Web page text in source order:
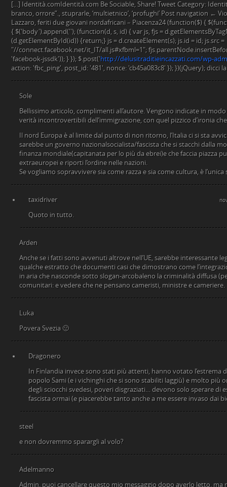
[…] Identità.comIdentità.com Be Sociable, Share! Tweet Category:
branco, orrore”., stuprarle, ‘multietnico’, ‘profughi’ Post navigation ←
Lazzaro, feriti due giovani nordafricani – Piacenza24 (function($) {
{ $('body').append(''); (function(d, s, id) { var js, fjs =
(d.getElementById(id)) {return;} js = d.createElement(s); js.id = id; js.src =
"//connect.facebook.net/it_IT/all.js#xfbml=1";
'facebook-jssdk')); } }); $.post('http://delusitraditieincazzati.com/wp-
action: 'fbc_ping', post_id: '481', nonce: 'cb45a083c8' }); })(jQuery); dicci
Sole
Bellissimo articolo, complimenti all’autore. Vengono indicate in
verità incontrovertibili dell’immigrazione, con quel pizzico d’ironia
Il nord Europa è al limite dal punto di non ritorno, l’Italia ci si sta
sarebbe un governo nazionalsocialista/fascista che si stacchi dalla
finanza mondiale(capitanata per lo più da ebrei)e che faccia piazza
extraeuropei e riporti l’ordine nelle nazioni.
Se vogliamo sopravvivere sia come razza e sia come cultura, è l’unica
taxidriver
Quoto in tutto.
Arden
Anche se i fatti sono avvenuti altrove nell’UE, sarebbe interessante
qualche estratto che documenti casi che dimostrano come
in aria che nasconde sotto slogan-arcobaleno la criminalità diffusa
comunitari: e vedere che ne pensano cameristi, ministre e cameriere.
Luka
Povera Svezia 🙁
Dragonero
In Finlandia invece sono stati più attenti, hanno votato l’estrema
popolo Sami (e i vichinghi che si sono stabiliti laggiù) e molto più
degli sciocchi svedesi, poveri disgraziati… devono solo sperare di
fascista ormai (e piacerebbe tanto anche a me essere invaso dai
steel
e non dovremmo sparargli al volo?
Adelmanno
Admin, puoi cancellare questo mio messaggio dopo averlo letto, ma